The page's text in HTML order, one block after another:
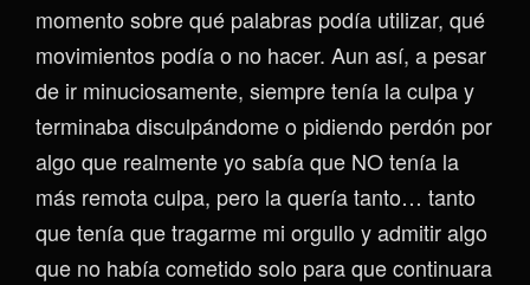
momento sobre qué palabras podía utilizar, qué
movimientos podía o no hacer. Aun así, a pesar
de ir minuciosamente, siempre tenía la culpa y
terminaba disculpándome o pidiendo perdón por
algo que realmente yo sabía que NO tenía la
más remota culpa, pero la quería tanto… tanto
que tenía que tragarme mi orgullo y admitir algo
que no había cometido solo para que continuara